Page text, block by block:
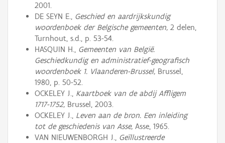
2001.
DE SEYN E.,Geschied en aardrijkskundig
woordenboek der Belgische gemeenten,2 delen,
Turnhout, s.d., p. 53-54.
HASQUIN H., Gemeenten van België.
Geschiedkundig en administratief-geografisch
woordenboek 1. Vlaanderen-Brussel,Brussel,
1980, p. 50-52.
OCKELEY J.,Kaartboek van de abdij Affligem
1717-1752,Brussel, 2003.
OCKELEY J., Leven aan de bron. Een inleiding
tot de geschiedenis van Asse,Asse, 1965.
VAN NIEUWENBORGH J., Geïllustreerde